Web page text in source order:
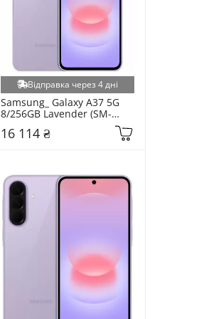
Відправка через 4 дні
Samsung_ Galaxy A37 5G
8/256GB Lavender (SM-
16 114 ₴